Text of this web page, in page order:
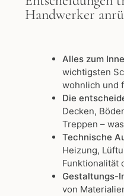
Handwerker
Alles zum
wichtigsten
wohnlich und
Die
Decken,
Treppen –
Technische
Heizung,
Funktionalität
Gestaltungs-
von